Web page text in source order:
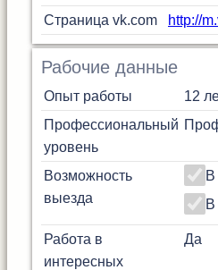
Страница vk.com http://
Рабочие данные
Опыт работы
12
Профессиональный
уровень
Возможность
выезда
В
В
Работа в
интересных
Да